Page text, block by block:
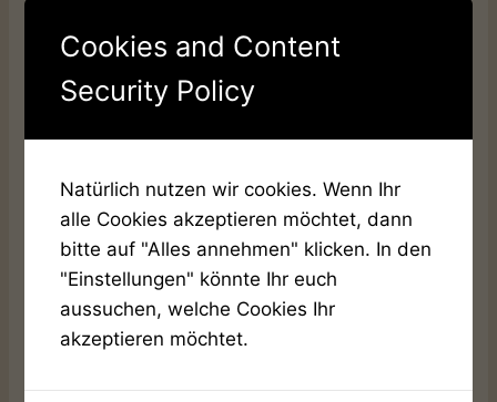
Abruf zwischen dem Bahnhof Bietigheim
(Baden) und dem Haupteingang des
Festplatzes. Alle Einzelheiten dazu findet ihr
auf der entsprechenden Seite.
aufgenommen. Das Marktgelände besteht aus
und war nach bisherigen Erfahrungen auch
nach Regen gut nutzbar. Zusätzlich informieren
wir dort über Zugang, Unterstützung vor Ort
und die vorhandene barrierefreie Toilette.
Cookies and Content
Security Policy
Natürlich nutzen wir cookies. Wenn Ihr
alle Cookies akzeptieren möchtet, dann
bitte auf "Alles annehmen" klicken. In den
"Einstellungen" könnte Ihr euch
aussuchen, welche Cookies Ihr
akzeptieren möchtet.